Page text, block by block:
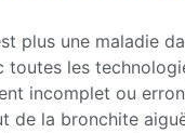
plus une maladie
toutes les
incomplet ou
de la bronchite